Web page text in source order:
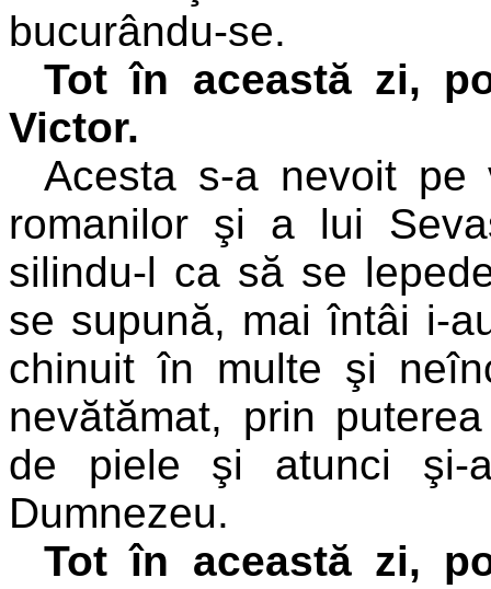
bucurându-se.
Tot în această zi,
Victor.
Acesta s-a nevoit pe
romanilor şi a lui
silindu-l ca să se
se supună, mai întâi i-
chinuit în multe şi
nevătămat, prin
de piele şi atunci şi-
Dumnezeu.
Tot în această zi,